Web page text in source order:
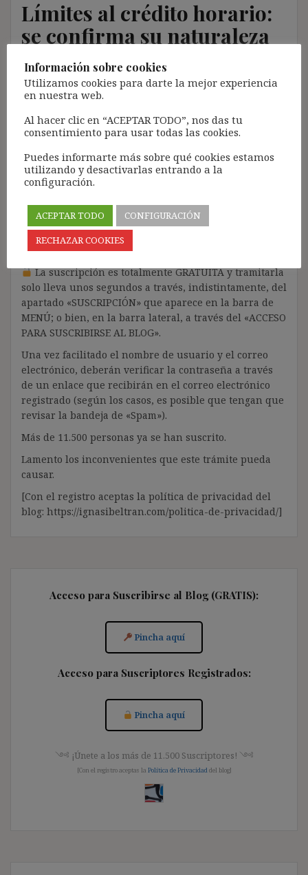
Límites al crédito horario:
se confirma su naturaleza
individual
29 marzo, 2017 ibdehere Comentarios Jurisprudencia
Nota:
El propósito de este blog es compartir contenido de
forma totalmente GRATUITA.
La proliferación de empresas que utilizan la
Inteligencia Artificial Generativa (IAG) con ánimo de
lucro y que se apropian del contenido de terceros sin
ningún respeto por los derechos de autor, me ha
llevado a restringir el contenido del blog únicamente
a las personas SUSCRITAS.
La suscripción es totalmente GRATUITA y tramitarla
solo lleva unos segundos a través, indistintamente, del
apartado «SUSCRIPCIÓN» que aparece en la barra de
MENÚ; o bien, en la barra lateral, a través del «ACCESO
PARA SUSCRIBIRSE AL BLOG».
Una vez facilitado el nombre de usuario y el correo
electrónico, deberán verificar la contraseña a través
de un enlace que recibirán en el correo electrónico
registrado (según los casos, es posible que tengan que
revisar la bandeja de «Spam»).
Más de 11.500 personas ya se han suscrito.
Lamento los inconvenientes que este trámite pueda
causar.
[Con el registro aceptas la política de privacidad del
blog: https://ignasibeltran.com/politica-de-privacidad/]
Acceso para Suscribirse al Blog (GRATIS):
Pincha aquí
Acceso para Suscriptores Registrados:
Pincha aquí
༺ ¡Únete a los más de 11.500 Suscriptores! ༺
[Con el registro aceptas la Política de Privacidad del blog]
Información sobre cookies
Utilizamos cookies para darte la mejor experiencia
en nuestra web.
Al hacer clic en “ACEPTAR TODO”, nos das tu
consentimiento para usar todas las cookies.
Puedes informarte más sobre qué cookies estamos
utilizando y desactivarlas entrando a la
configuración.
ACEPTAR TODO
CONFIGURACIÓN
RECHAZAR COOKIES